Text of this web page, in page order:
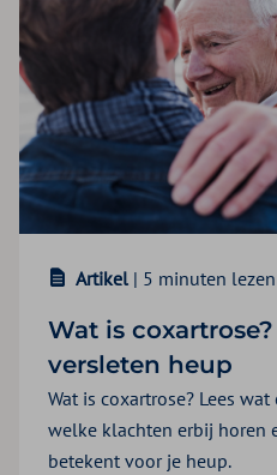
Artikel | 5 minuten lezen
Wat is
versleten heup
Wat is coxartrose? Lees
welke klachten erbij horen
betekent voor je heup.